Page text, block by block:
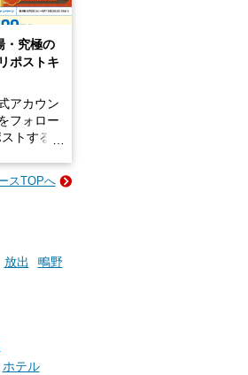
・究極の
ポストキ
アカウン
フォロー
トする
ゼントい
スTOPへ
放出
鴫野
ホテル